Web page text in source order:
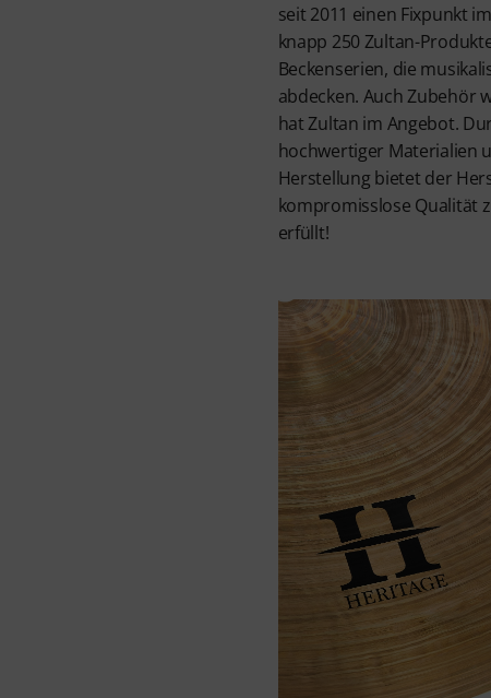
seit 2011 einen Fixpunkt
knapp 250 Zultan-
Beckenserien, die
abdecken. Auch Zubehör
hat Zultan im Angebot.
hochwertiger Materialien
Herstellung bietet der
kompromisslose Qualität
erfüllt!